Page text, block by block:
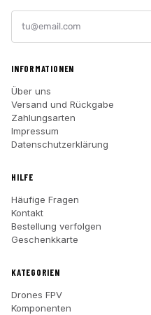
INFORMATIONEN
Über uns
Versand und Rückgabe
Zahlungsarten
Impressum
Datenschutzerklärung
HILFE
Häufige Fragen
Kontakt
Bestellung verfolgen
Geschenkkarte
KATEGORIEN
Drones FPV
Komponenten